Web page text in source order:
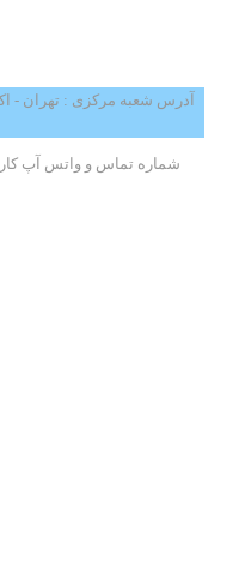
آدرس شعبه مرکزی : تهران -
شماره تماس و واتس آپ